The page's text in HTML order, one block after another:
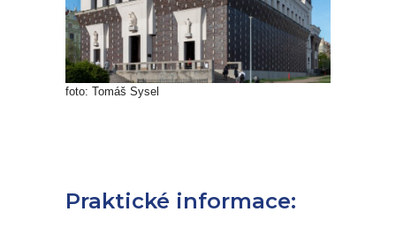
foto: Tomáš Sysel
Praktické informace: